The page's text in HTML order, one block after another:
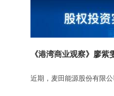
《港湾商业观察》廖紫
近期，麦田能源股份有限